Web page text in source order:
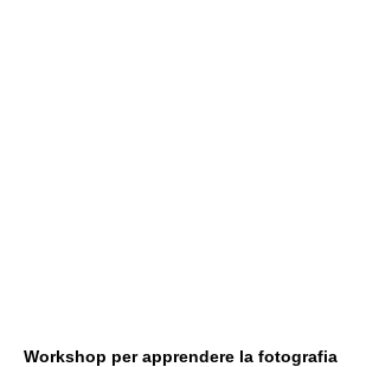
Workshop per apprendere la fotografia